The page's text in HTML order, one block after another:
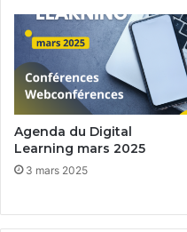
Agenda du Digital
Learning mars 2025
3 mars 2025